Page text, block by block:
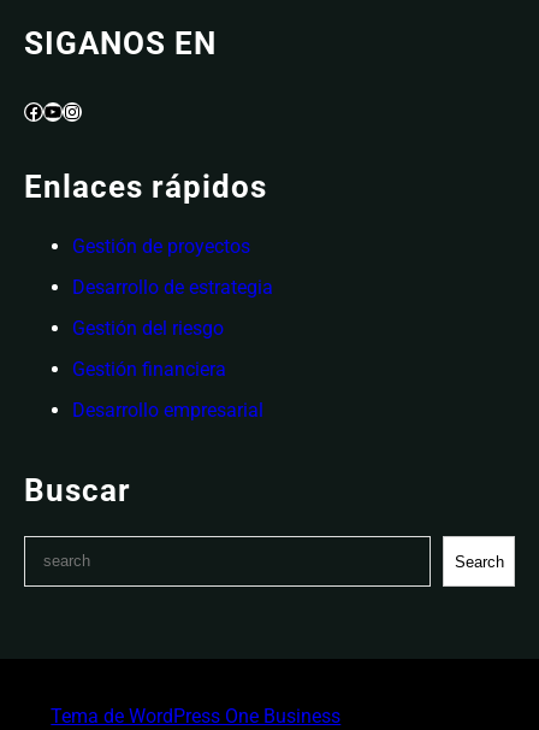
SIGANOS EN
Facebook YouTube Instagram
Enlaces rápidos
Gestión de proyectos
Desarrollo de estrategia
Gestión del riesgo
Gestión financiera
Desarrollo empresarial
Buscar
c
Search
Tema de WordPress One Business